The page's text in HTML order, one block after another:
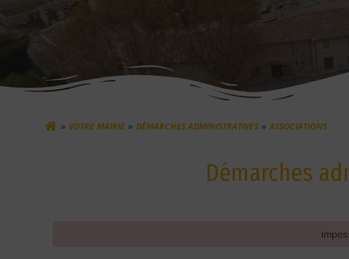
VOTRE MAIRIE DÉMARCHES ADMINISTRATIVES ASSOCIATIONS
Démarches